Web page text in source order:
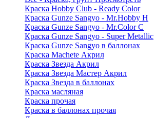
Краска Hobby Club - Ready Color
Краска Gunze Sangyo - Mr.Hobby H
Краска Gunze Sangyo - Mr.Color C
Краска Gunze Sangyo - Super Metallic
Краска Gunze Sangyo в баллонах
Краска Machete Акрил
Краска Звезда Акрил
Краска Звезда Мастер Акрил
Краска Звезда в баллонах
Краска масляная
Краска прочая
Краска в баллонах прочая